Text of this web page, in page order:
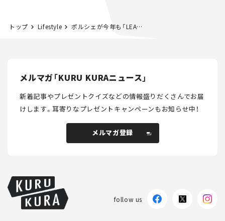
トップ Lifestyle ポルシェが今年も「LEARN with Porsche 2026」の参加者を募集！ 中高生を対象としたスカラーシッププログラム
メルマガ「KURU KURAニュース」
新着記事やプレゼントクイズなどの情報盛りだくさんでお届
けします。耳寄りなプレゼントキャンペーンもお知らせ中！
メルマガ登録
follow us